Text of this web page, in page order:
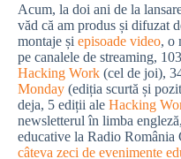
Acum, la doi ani de la
văd că am produs și difuzat
montaje și episoade video, o
pe canalele de streaming,
Hacking Work (cel de joi),
Monday (ediția scurtă și
deja, 5 ediții ale Hacking
newsletterul în limba
educative la Radio
câteva zeci de evenimente